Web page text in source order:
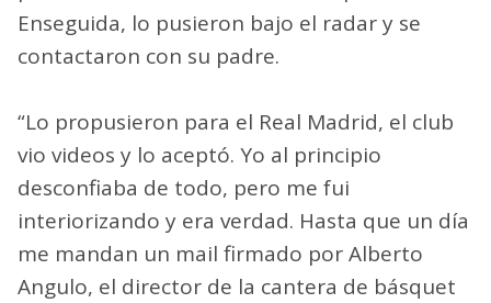
Enseguida, lo pusieron bajo el radar y se
contactaron con su padre.
“Lo propusieron para el Real Madrid, el club
vio videos y lo aceptó. Yo al principio
desconfiaba de todo, pero me fui
interiorizando y era verdad. Hasta que un día
me mandan un mail firmado por Alberto
Angulo, el director de la cantera de básquet